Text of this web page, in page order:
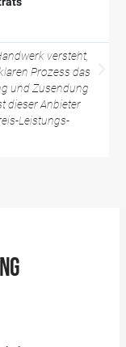
versteht,
Prozess das
und Zusendung
dieser Anbieter
Leistungs-